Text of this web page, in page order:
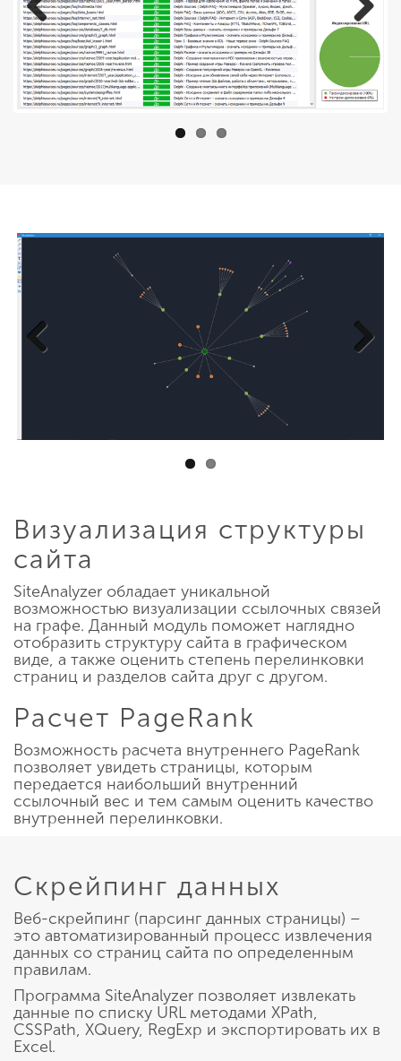
Previous Next
Визуализация структуры
сайта
SiteAnalyzer обладает уникальной
возможностью визуализации ссылочных связей
на графе. Данный модуль поможет наглядно
отобразить структуру сайта в графическом
виде, а также оценить степень перелинковки
страниц и разделов сайта друг с другом.
Расчет PageRank
Возможность расчета внутреннего PageRank
позволяет увидеть страницы, которым
передается наибольший внутренний
ссылочный вес и тем самым оценить качество
внутренней перелинковки.
Скрейпинг данных
Веб-скрейпинг (парсинг данных страницы) –
это автоматизированный процесс извлечения
данных со страниц сайта по определенным
правилам.
Программа SiteAnalyzer позволяет извлекать
данные по списку URL методами XPath,
CSSPath, XQuery, RegExp и экспортировать их в
Excel.